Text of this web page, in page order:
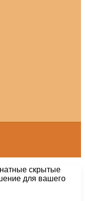
скрытые
для вашего